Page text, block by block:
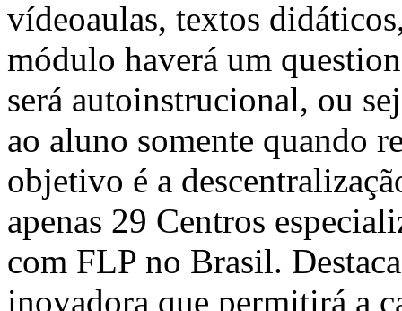
vídeoaulas, textos
módulo haverá um
será autoinstrucional, ou
ao aluno somente quando
objetivo é a
apenas 29 Centros
com FLP no Brasil.
inovadora que permitirá a